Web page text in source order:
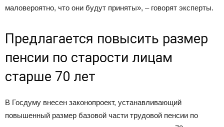
маловероятно, что они будут приняты», – говорят эксперты.
Предлагается повысить размер
пенсии по старости лицам
старше 70 лет
В Госдуму внесен законопроект, устанавливающий
повышенный размер базовой части трудовой пенсии по